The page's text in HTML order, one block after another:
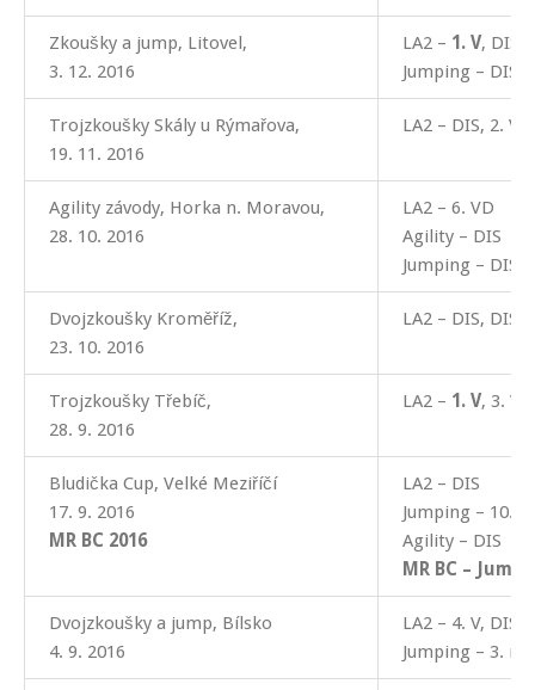
Zkoušky a jump, Litovel,
3. 12. 2016
LA2 – 1. V, DIS
Jumping – DIS
Trojzkoušky Skály u Rýmařova,
19. 11. 2016
LA2 – DIS, 2. V,
Agility závody, Horka n. Moravou,
28. 10. 2016
LA2 – 6. VD
Agility – DIS
Jumping – DIS
Dvojzkoušky Kroměříž,
23. 10. 2016
LA2 – DIS, DIS
Trojzkoušky Třebíč,
28. 9. 2016
LA2 – 1. V, 3.
Bludička Cup, Velké Meziříčí
17. 9. 2016
MR BC 2016
LA2 – DIS
Jumping – 10.
Agility – DIS
MR BC – Jump
Dvojzkoušky a jump, Bílsko
4. 9. 2016
LA2 – 4. V, DIS
Jumping – 3.